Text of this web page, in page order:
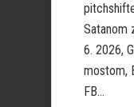
Satanom
6. 2026,
mostom,
FB...